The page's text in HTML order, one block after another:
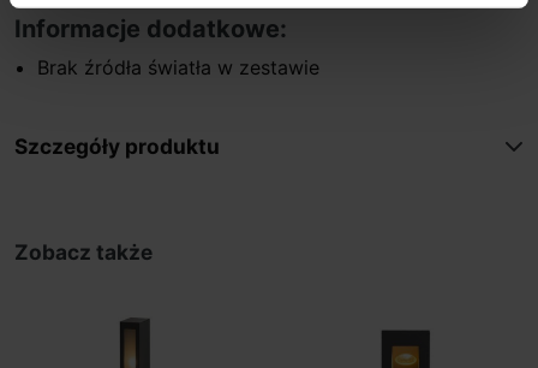
Informacje dodatkowe:
Brak źródła światła w zestawie
Szczegóły produktu
Zobacz także